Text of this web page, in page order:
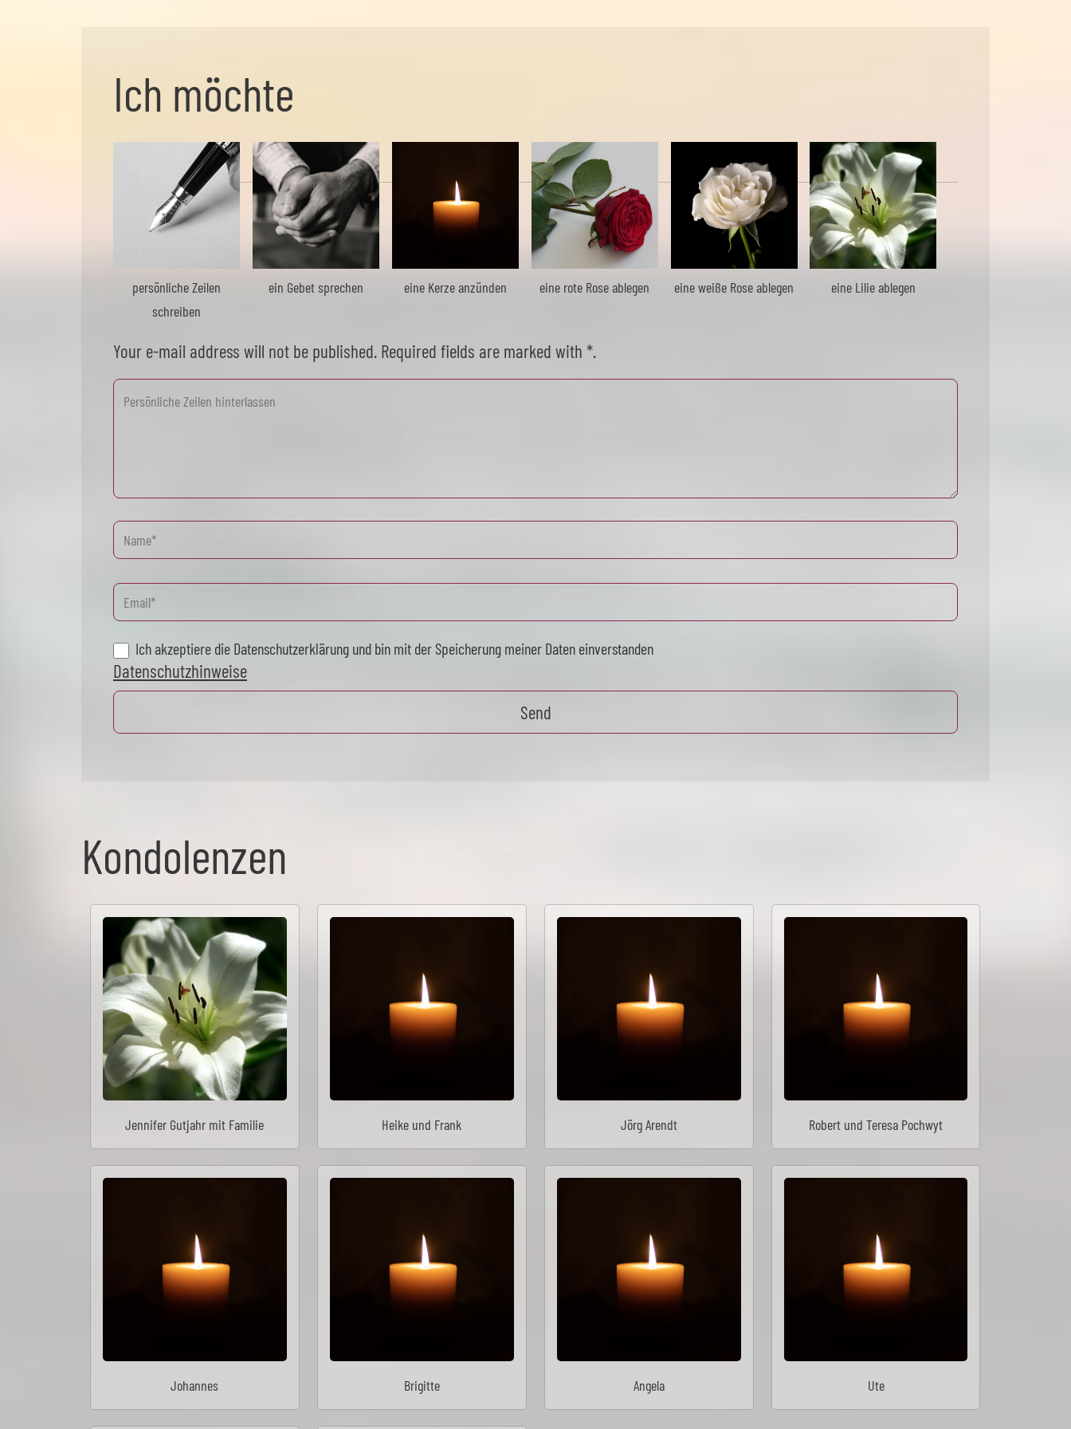
Ich möchte
persönliche Zeilen
schreiben
ein Gebet sprechen eine Kerze anzünden eine rote Rose ablegen eine weiße Rose ablegen eine Lilie ablegen
Your e-mail address will not be published. Required fields are marked with *.
Ich akzeptiere die Datenschutzerklärung und bin mit der Speicherung meiner Daten einverstanden
Datenschutzhinweise
Kondolenzen
Jennifer Gutjahr mit Familie Heike und Frank Jörg Arendt Robert und Teresa Pochwyt
Johannes Brigitte Angela Ute